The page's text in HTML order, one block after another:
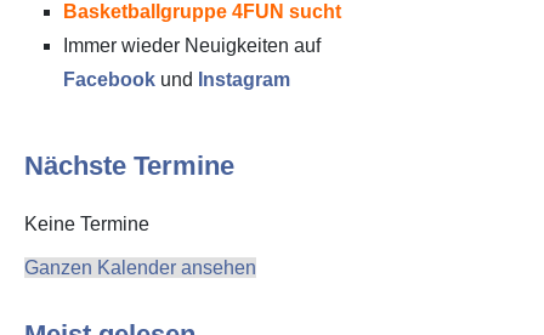
Basketballgruppe 4FUN sucht
Immer wieder Neuigkeiten auf
Facebook und Instagram
Nächste Termine
Keine Termine
Ganzen Kalender ansehen